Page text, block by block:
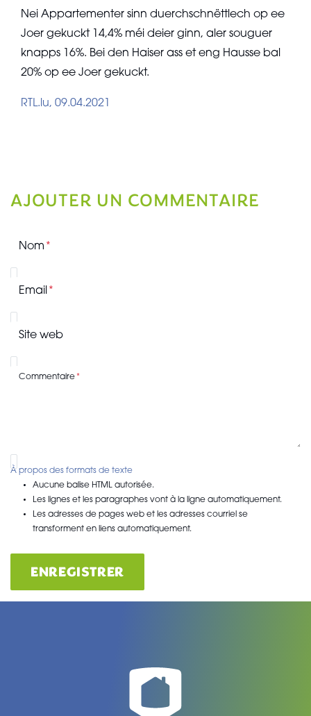
Nei Appartementer sinn duerchschnëttlech op ee
Joer gekuckt 14,4% méi deier ginn, aler souguer
knapps 16%. Bei den Haiser ass et eng Hausse bal
20% op ee Joer gekuckt.
RTL.lu, 09.04.2021
AJOUTER UN COMMENTAIRE
Nom
Email
Site web
Commentaire
À propos des formats de texte
Aucune balise HTML autorisée.
Les lignes et les paragraphes vont à la ligne automatiquement.
Les adresses de pages web et les adresses courriel se
transforment en liens automatiquement.
ENREGISTRER